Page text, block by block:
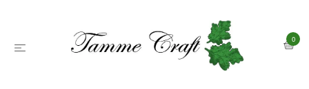
0